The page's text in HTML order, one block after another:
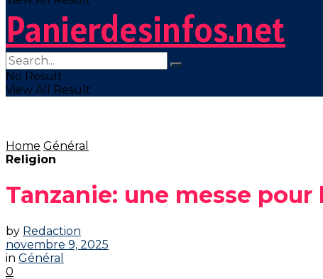
Panierdesinfos.net
No Result
View All Result
Home Général
Religion
Tanzanie: une messe
by Redaction
novembre 9, 2025
in Général
0